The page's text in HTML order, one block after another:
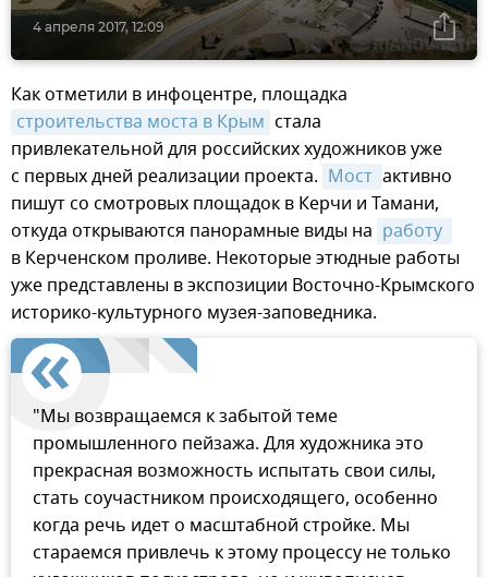
4 апреля 2017, 12:09
Как отметили в инфоцентре, площадка
строительства моста в Крым стала
привлекательной для российских художников уже
с первых дней реализации проекта. Мост активно
пишут со смотровых площадок в Керчи и Тамани,
откуда открываются панорамные виды на
в Керченском проливе. Некоторые этюдные работы
уже представлены в экспозиции Восточно-Крымского
историко-культурного музея-заповедника.
"Мы возвращаемся к забытой теме
промышленного пейзажа. Для художника это
прекрасная возможность испытать свои силы,
стать соучастником происходящего, особенно
когда речь идет о масштабной стройке. Мы
стараемся привлечь к этому процессу не только